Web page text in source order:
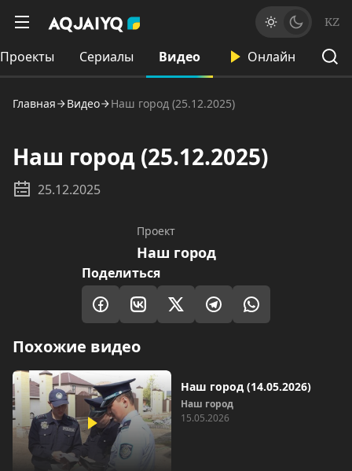
KZ
Проекты Сериалы Видео Онлайн
Главная Видео Наш город (25.12.2025)
Наш город (25.12.2025)
25.12.2025
Проект
Наш город
Поделиться
Похожие видео
Наш город (14.05.2026)
Наш город
15.05.2026